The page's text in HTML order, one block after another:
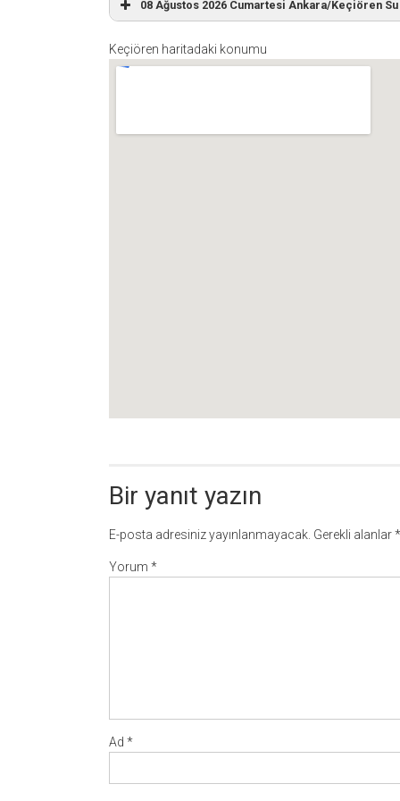
08 Ağustos 2026 Cumartesi Ankara/Keçiören
Keçiören haritadaki konumu
Bir yanıt yazın
E-posta adresiniz yayınlanmayacak. Gerekli alanlar*
Yorum *
Ad *